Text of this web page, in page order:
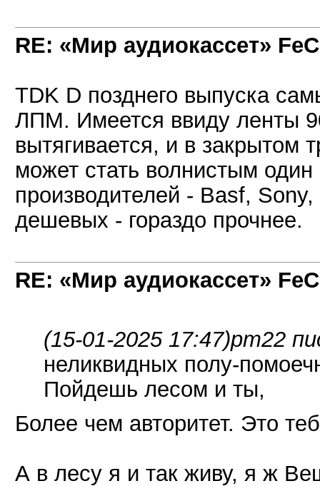
RE: «Мир аудиокассет»
TDK D позднего выпуска
ЛПМ. Имеется ввиду ленты
вытягивается, и в закрытом
может стать волнистым
производителей - Basf,
дешевых - гораздо прочнее.
RE: «Мир аудиокассет»
(15-01-2025 17:47)pm22
неликвидных полу-
Пойдешь лесом и ты,
Более чем авторитет. Это
А в лесу я и так живу, я ж